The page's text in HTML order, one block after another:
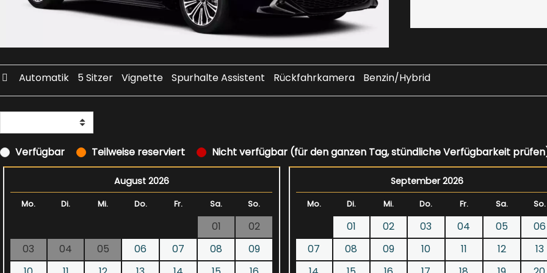
Automatik 5 Sitzer Vignette Spurhalte Assistent Rückfahrkamera Benzin/Hybrid
Verfügbar Teilweise reserviert Nicht verfügbar (für den ganzen Tag, stündliche Verfügbarkeit
August 2026
Mo. Di. Mi. Do. Fr. Sa. So.
01
02
03
04 05 06 07 08
09
September 2026
Mo. Di. Mi. Do. Fr. Sa. So.
01 02 03 04 05
06
07
08 09 10 11 12
13